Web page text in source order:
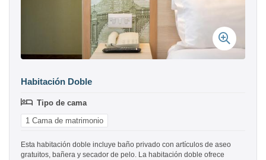
Habitación Doble
Tipo de cama
1 Cama de matrimonio
Esta habitación doble incluye baño privado con artículos de aseo
gratuitos, bañera y secador de pelo. La habitación doble ofrece